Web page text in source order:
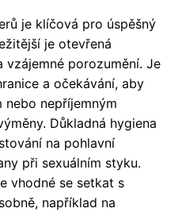
je klíčová pro úspěšný
je otevřená
vzájemné porozumění. Je
a očekávání, aby
nebo nepříjemným
Důkladná hygiena
na pohlavní
při sexuálním styku.
vhodné se setkat s
například na